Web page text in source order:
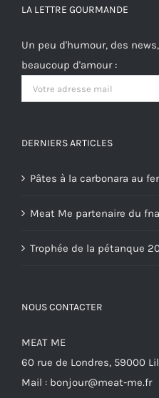
LA LETTRE GOURMANDE
Un peu d'humour, des
beaucoup d'amour :
DERNIERS ARTICLES
Pâtes à la carbonara au
Meat Me partenaire du
Trophée de la pétanque
NOUS CONTACTER
MEAT ME
60 rue de Londres, 59000
Mail : bonjour@meat-me.fr